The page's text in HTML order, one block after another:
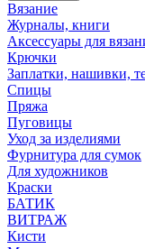
Вязание
Журналы, книги
Аксессуары для
Крючки
Заплатки, нашивки,
Спицы
Пряжа
Пуговицы
Уход за изделиями
Фурнитура для сумок
Для художников
Краски
БАТИК
ВИТРАЖ
Кисти